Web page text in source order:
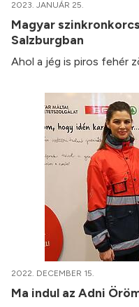
2023. JANUÁR 25.
Magyar
Salzburgban
Ahol a jég is piros fehér
2022. DECEMBER 15.
Ma indul az Adni